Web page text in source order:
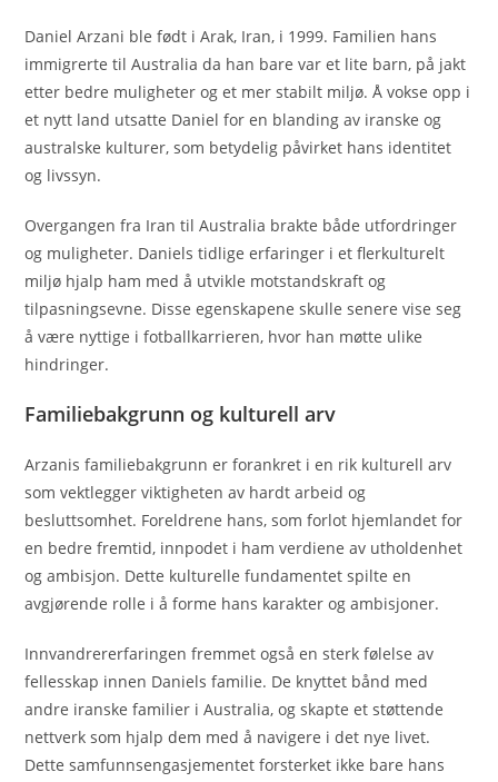
Daniel Arzani ble født i Arak, Iran, i 1999. Familien hans
immigrerte til Australia da han bare var et lite barn, på jakt
etter bedre muligheter og et mer stabilt miljø. Å vokse opp i
et nytt land utsatte Daniel for en blanding av iranske og
australske kulturer, som betydelig påvirket hans identitet
og livssyn.
Overgangen fra Iran til Australia brakte både utfordringer
og muligheter. Daniels tidlige erfaringer i et flerkulturelt
miljø hjalp ham med å utvikle motstandskraft og
tilpasningsevne. Disse egenskapene skulle senere vise seg
å være nyttige i fotballkarrieren, hvor han møtte ulike
hindringer.
Familiebakgrunn og kulturell arv
Arzanis familiebakgrunn er forankret i en rik kulturell arv
som vektlegger viktigheten av hardt arbeid og
besluttsomhet. Foreldrene hans, som forlot hjemlandet for
en bedre fremtid, innpodet i ham verdiene av utholdenhet
og ambisjon. Dette kulturelle fundamentet spilte en
avgjørende rolle i å forme hans karakter og ambisjoner.
Innvandrererfaringen fremmet også en sterk følelse av
fellesskap innen Daniels familie. De knyttet bånd med
andre iranske familier i Australia, og skapte et støttende
nettverk som hjalp dem med å navigere i det nye livet.
Dette samfunnsengasjementet forsterket ikke bare hans